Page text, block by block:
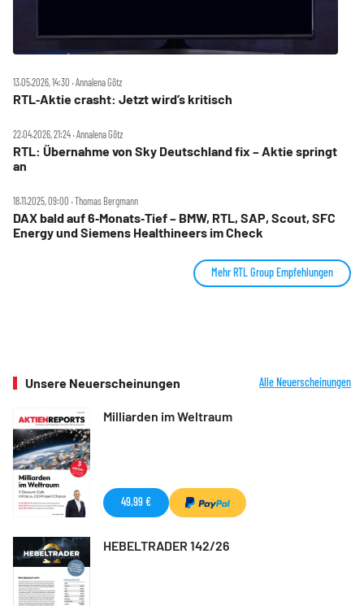
13.05.2026, 14:30 ‧ Annalena Götz
RTL‑Aktie crasht: Jetzt wird’s kritisch
22.04.2026, 21:24 ‧ Annalena Götz
RTL: Übernahme von Sky Deutschland fix – Aktie springt
an
18.11.2025, 09:00 ‧ Thomas Bergmann
DAX bald auf 6‑Monats‑Tief – BMW, RTL, SAP, Scout, SFC
Energy und Siemens Healthineers im Check
Mehr RTL Group Empfehlungen
Unsere Neuerscheinungen Alle Neuerscheinungen
Milliarden im Weltraum
49,99 €
HEBELTRADER 142/26